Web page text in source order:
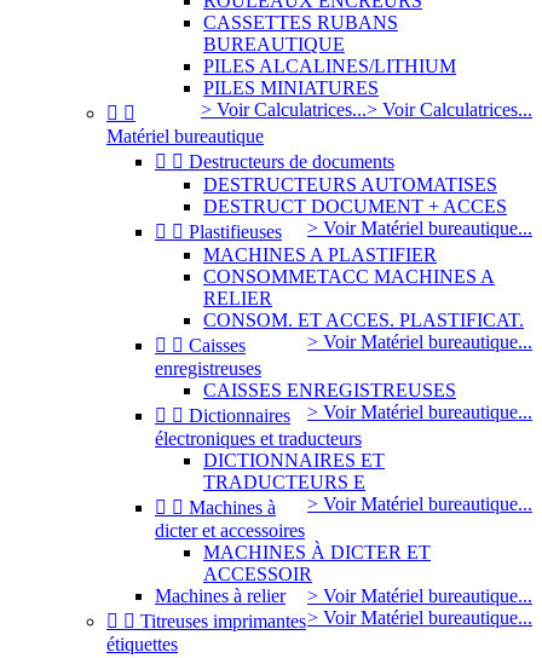
CASSETTES RUBANS
BUREAUTIQUE
PILES ALCALINES/LITHIUM
PILES MINIATURES
> Voir Calculatrices...
> Voir Calculatrices...
 
Matériel bureautique
  Destructeurs de documents
DESTRUCTEURS AUTOMATISES
DESTRUCT DOCUMENT + ACCES
> Voir Matériel bureautique...
  Plastifieuses
MACHINES A PLASTIFIER
CONSOMMETACC MACHINES A
RELIER
CONSOM. ET ACCES. PLASTIFICAT.
> Voir Matériel bureautique...
  Caisses
enregistreuses
CAISSES ENREGISTREUSES
> Voir Matériel bureautique...
  Dictionnaires
électroniques et traducteurs
DICTIONNAIRES ET
TRADUCTEURS E
> Voir Matériel bureautique...
  Machines à
dicter et accessoires
MACHINES À DICTER ET
ACCESSOIR
> Voir Matériel bureautique...
Machines à relier
> Voir Matériel bureautique...
  Titreuses imprimantes
étiquettes